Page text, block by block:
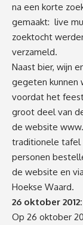
na een korte
gemaakt: live
zoektocht
verzameld.
Naast bier, wijn
gegeten kunnen
voordat het
groot deel van
de website
traditionele tafel
personen
de website en
Hoekse Waard.
26 oktober
Op 26 oktober